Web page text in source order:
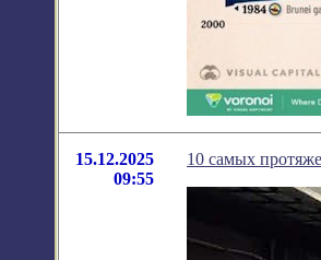
15.12.2025
09:55
10 самых